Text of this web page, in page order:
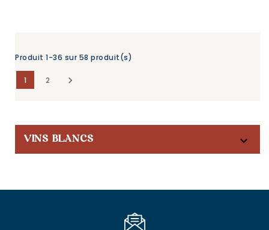
Produit 1-36 sur 58 produit(s)
1 2 
VINS BLANCS 